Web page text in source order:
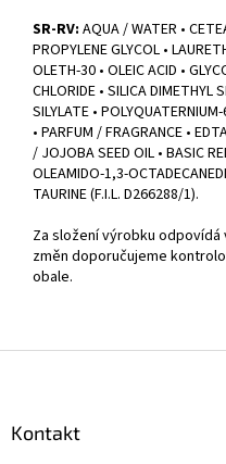
SR-RV: AQUA / WATER •
PROPYLENE GLYCOL •
OLETH-30 • OLEIC ACID •
CHLORIDE • SILICA DIMETHYL
SILYLATE •
• PARFUM / FRAGRANCE •
/ JOJOBA SEED OIL • BASIC
OLEAMIDO-1,3-
TAURINE (F.I.L. D266288/1).
Za složení výrobku
změn doporučujeme
obale.
Kontakt